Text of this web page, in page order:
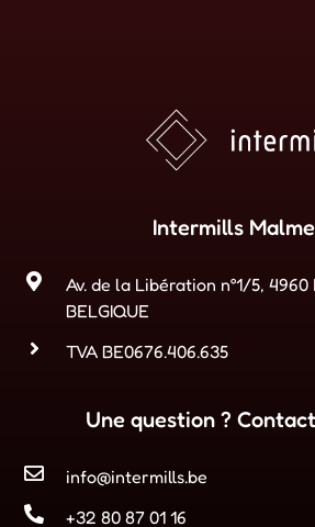
Intermills
Av. de la Libération n°1/5,
BELGIQUE
TVA BE0676.406.635
Une question ?
info@intermills.be
+32 80 87 01 16